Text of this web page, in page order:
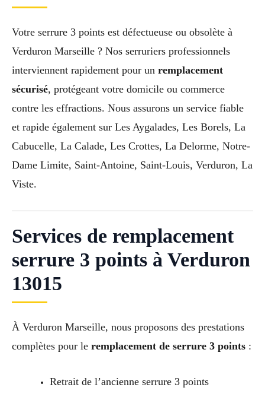
Votre serrure 3 points est défectueuse ou obsolète à
Verduron Marseille ? Nos serruriers professionnels
interviennent rapidement pour un remplacement
sécurisé, protégeant votre domicile ou commerce
contre les effractions. Nous assurons un service fiable
et rapide également sur Les Aygalades, Les Borels, La
Cabucelle, La Calade, Les Crottes, La Delorme, Notre-
Dame Limite, Saint-Antoine, Saint-Louis, Verduron, La
Viste.
Services de remplacement
serrure 3 points à Verduron
13015
À Verduron Marseille, nous proposons des prestations
complètes pour le remplacement de serrure 3 points :
Retrait de l’ancienne serrure 3 points